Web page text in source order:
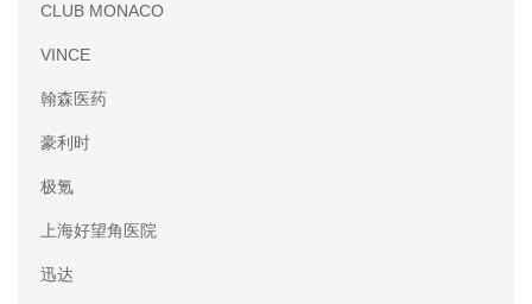
CLUB MONACO
VINCE
翰森医药
豪利时
极氪
上海好望角医院
迅达